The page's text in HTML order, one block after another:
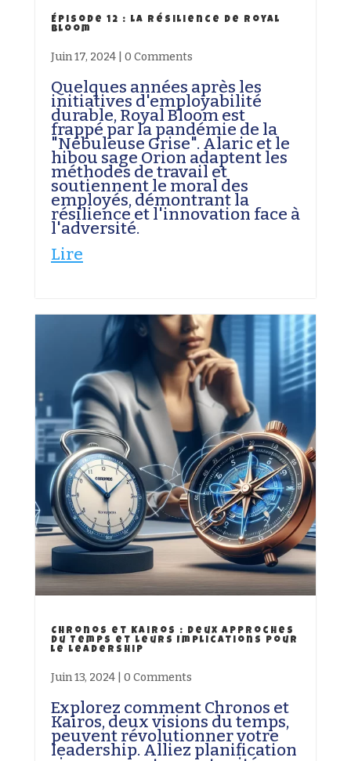
Épisode 12 : La Résilience de Royal
Bloom
Juin 17, 2024| 0 Comments
Quelques années après les
initiatives d'employabilité
durable, Royal Bloom est
frappé par la pandémie de la
"Nébuleuse Grise". Alaric et le
hibou sage Orion adaptent les
méthodes de travail et
soutiennent le moral des
employés, démontrant la
résilience et l'innovation face à
l'adversité.
Lire
Chronos et Kairos : Deux Approches
du Temps et Leurs Implications pour
le Leadership
Juin 13, 2024| 0 Comments
Explorez comment Chronos et
Kairos, deux visions du temps,
peuvent révolutionner votre
leadership. Alliez planification